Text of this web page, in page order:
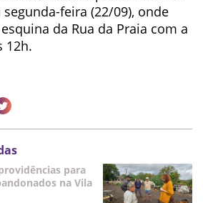
feira (22/09), onde
da Rua da Praia com a
12h.
para
na Vila